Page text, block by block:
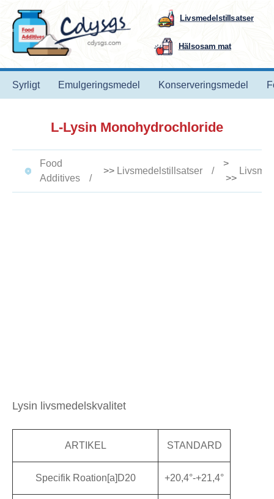
Livsmedelstillsatser
Hälsosam mat
Syrligt Emulgeringsmedel Konserveringsmedel
L-Lysin Monohydrochloride
Food
Additives
>> Livsmedelstillsatser
>
>>
Lysin livsmedelskvalitet
ARTIKEL STANDARD
Specifik Roation[a]D20 +20,4°-+21,4°